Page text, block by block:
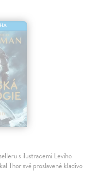
s ilustracemi Leviho
Thor své proslavené kladivo